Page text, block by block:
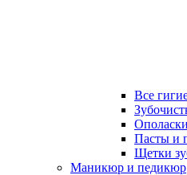
Все
Пасты и
Щетки
Маникюр и педикюр